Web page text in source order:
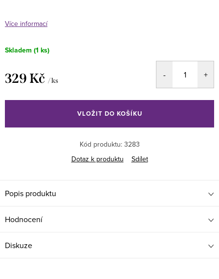
Více informací
Skladem (1 ks)
329 Kč / ks
cena:
VLOŽIT DO KOŠÍKU
Kód produktu: 3283
Dotaz k produktu
Sdílet
Popis produktu
Hodnocení
Diskuze